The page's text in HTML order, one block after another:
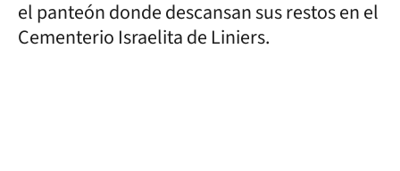
el panteón donde descansan sus restos en el
Cementerio Israelita de Liniers.